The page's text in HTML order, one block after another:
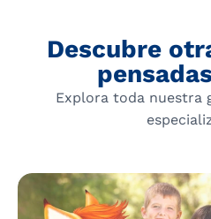
Descubre
Explora toda nuestra